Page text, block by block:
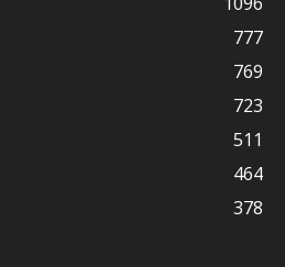
777
769
723
511
464
378